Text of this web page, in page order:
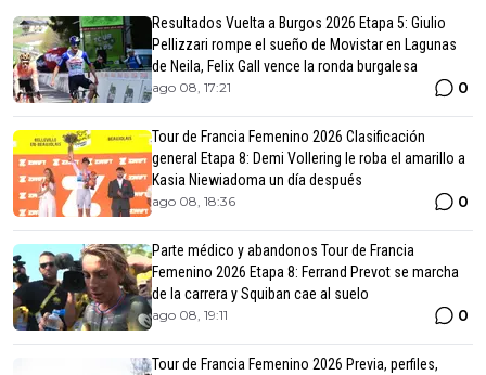
Resultados Vuelta a Burgos 2026 Etapa 5: Giulio
Pellizzari rompe el sueño de Movistar en Lagunas
de Neila, Felix Gall vence la ronda burgalesa
ago 08, 17:21 0
Tour de Francia Femenino 2026 Clasificación
general Etapa 8: Demi Vollering le roba el amarillo a
Kasia Niewiadoma un día después
ago 08, 18:36 0
Parte médico y abandonos Tour de Francia
Femenino 2026 Etapa 8: Ferrand Prevot se marcha
de la carrera y Squiban cae al suelo
ago 08, 19:11 0
Tour de Francia Femenino 2026 Previa, perfiles,